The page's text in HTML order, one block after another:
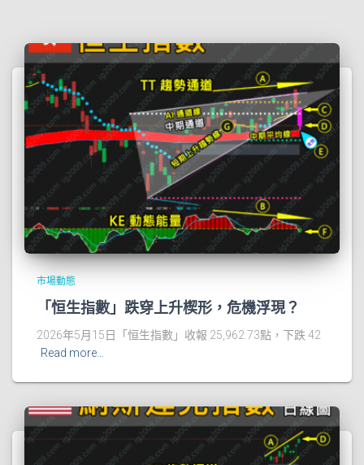
市場動態
「恒生指數」跌穿上升楔形，危機浮現？
2026年5月15日「恒生指數」收報 25,962.73點，下跌 42
Read more…